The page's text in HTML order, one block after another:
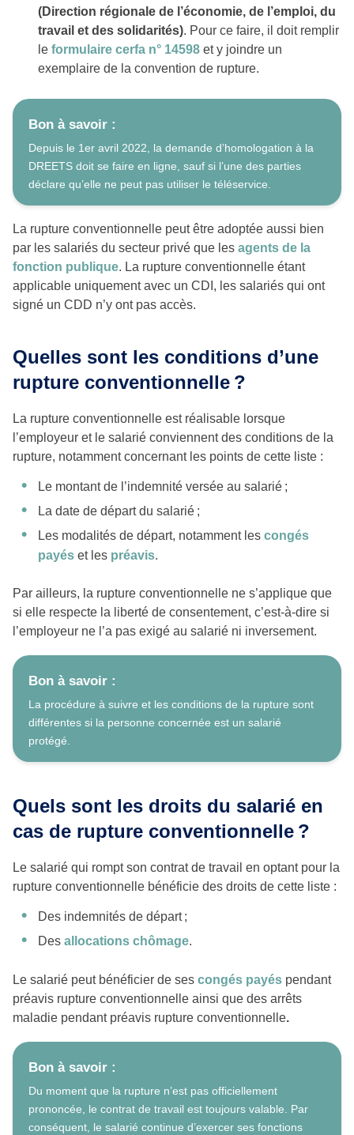
(Direction régionale de l’économie, de l’emploi, du
travail et des solidarités). Pour ce faire, il doit remplir
le formulaire cerfa n° 14598 et y joindre un
exemplaire de la convention de rupture.
Bon à savoir :
Depuis le 1er avril 2022, la demande d’homologation à la
DREETS doit se faire en ligne, sauf si l’une des parties
déclare qu’elle ne peut pas utiliser le téléservice.
La rupture conventionnelle peut être adoptée aussi bien
par les salariés du secteur privé que les agents de la
fonction publique. La rupture conventionnelle étant
applicable uniquement avec un CDI, les salariés qui ont
signé un CDD n’y ont pas accès.
Quelles sont les conditions d’une
rupture conventionnelle ?
La rupture conventionnelle est réalisable lorsque
l’employeur et le salarié conviennent des conditions de la
rupture, notamment concernant les points de cette liste :
Le montant de l’indemnité versée au salarié ;
La date de départ du salarié ;
Les modalités de départ, notamment les congés
payés et les préavis.
Par ailleurs, la rupture conventionnelle ne s’applique que
si elle respecte la liberté de consentement, c’est-à-dire si
l’employeur ne l’a pas exigé au salarié ni inversement.
Bon à savoir :
La procédure à suivre et les conditions de la rupture sont
différentes si la personne concernée est un salarié
protégé.
Quels sont les droits du salarié en
cas de rupture conventionnelle ?
Le salarié qui rompt son contrat de travail en optant pour la
rupture conventionnelle bénéficie des droits de cette liste :
Des indemnités de départ ;
Des allocations chômage.
Le salarié peut bénéficier de ses congés payés pendant
préavis rupture conventionnelle ainsi que des arrêts
maladie pendant préavis rupture conventionnelle.
Bon à savoir :
Du moment que la rupture n’est pas officiellement
prononcée, le contrat de travail est toujours valable. Par
conséquent, le salarié continue d’exercer ses fonctions